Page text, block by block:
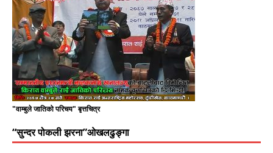
"वाम्बुले जातिको परिचय" बृत्तचित्र
“सुन्दर पोकली झरना”ओखलढुङ्गा